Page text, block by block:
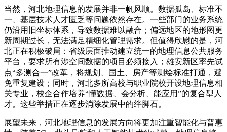
当然，河北地理信息的发展并非一帆风顺。数据孤岛、标准不
一、基层技术人才匮乏等问题依然存在。一些部门的业务系统
仍沿用旧坐标体系，导致数据难以融合；偏远地区的地形图更
新周期过长，无法满足精细化管理需求。但值得欣慰的是，河
北正在积极破局：省级层面推动建立统一的地理信息公共服务
平台，要求所有涉空间数据的项目必须接入；雄安新区率先试
点“多测合一”改革，将规划、国土、房产等测绘标准打通，避
免重复建设；同时，河北多所高校与职业院校开设地理信息相
关专业，校企合作培养“懂数据、会分析、能应用”的复合型人
才。这些举措正在逐步消除发展中的绊脚石。
展望未来，河北地理信息的发展方向将更加注重智能化与普惠